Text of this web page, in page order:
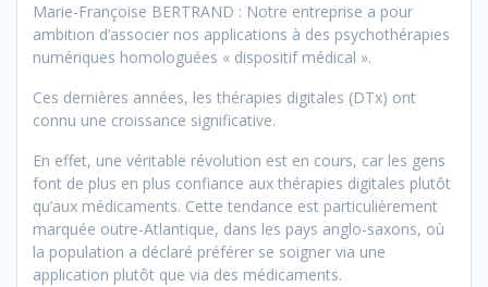
Marie-Françoise BERTRAND : Notre entreprise a pour
ambition d’associer nos applications à des psychothérapies
numériques homologuées « dispositif médical ».
Ces dernières années, les thérapies digitales (DTx) ont
connu une croissance significative.
En effet, une véritable révolution est en cours, car les gens
font de plus en plus confiance aux thérapies digitales plutôt
qu’aux médicaments. Cette tendance est particulièrement
marquée outre-Atlantique, dans les pays anglo-saxons, où
la population a déclaré préférer se soigner via une
application plutôt que via des médicaments.